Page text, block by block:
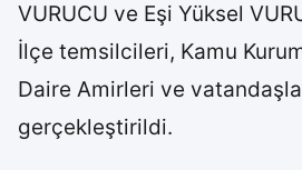
VURUCU ve Eşi Yüksel
İlçe temsilcileri, Kamu
Daire Amirleri ve
gerçekleştirildi.